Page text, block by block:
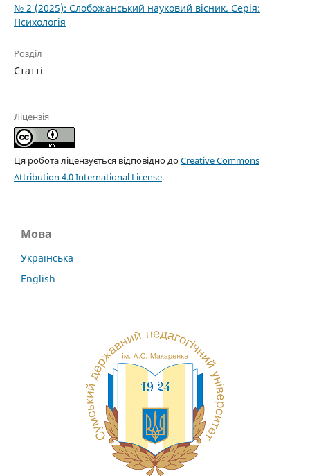
№ 2 (2025): Слобожанський науковий вісник. Серія:
Психологія
Розділ
Статті
Ліцензія
Ця робота ліцензується відповідно доCreative Commons
Attribution 4.0 International License.
Мова
Українська
English